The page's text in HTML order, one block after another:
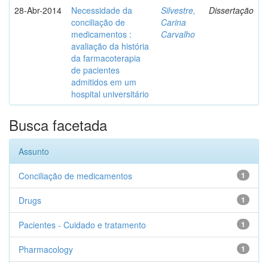
28-Abr-2014
Necessidade da
conciliação de
medicamentos :
avaliação da história
da farmacoterapia
de pacientes
admitidos em um
hospital universitário
Silvestre,
Carina
Carvalho
Dissertação
Busca facetada
Assunto
1
Conciliação de medicamentos
1
Drugs
1
Pacientes - Cuidado e tratamento
1
Pharmacology